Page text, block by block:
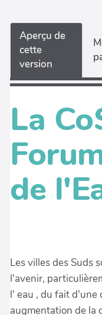
Aperçu de
cette
version